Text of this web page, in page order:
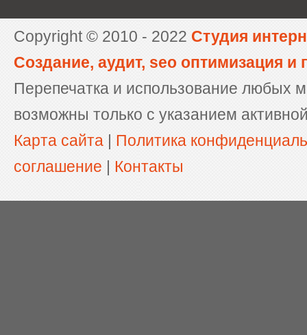
Copyright © 2010 - 2022 Студия
Создание, аудит, seo оптимизация
Перепечатка и использование любых
возможны только с указанием
Карта сайта
Политика
соглашение
Контакты